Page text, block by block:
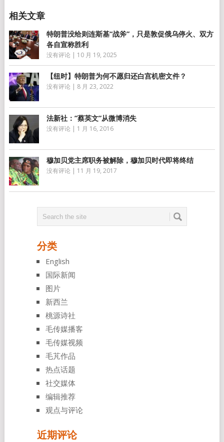
特朗普没给则连斯基“战斧”，只是敦促俄乌停火、双方
各自宣称胜利
没有评论 | 10 月 19, 2025
【纽时】特朗普为何不愿归还白宫机密文件？
没有评论 | 8 月 23, 2022
法新社：”蔡英文”从微博消失
没有评论 | 1 月 16, 2016
穆加贝党主席职务被解除，穆加贝时代即将终结
没有评论 | 11 月 19, 2017
分类
English
国际新闻
图片
新西兰
桃源诗社
毛传媒播客
毛传媒视频
毛芃作品
热点话题
社交媒体
编辑推荐
观点与评论
近期评论